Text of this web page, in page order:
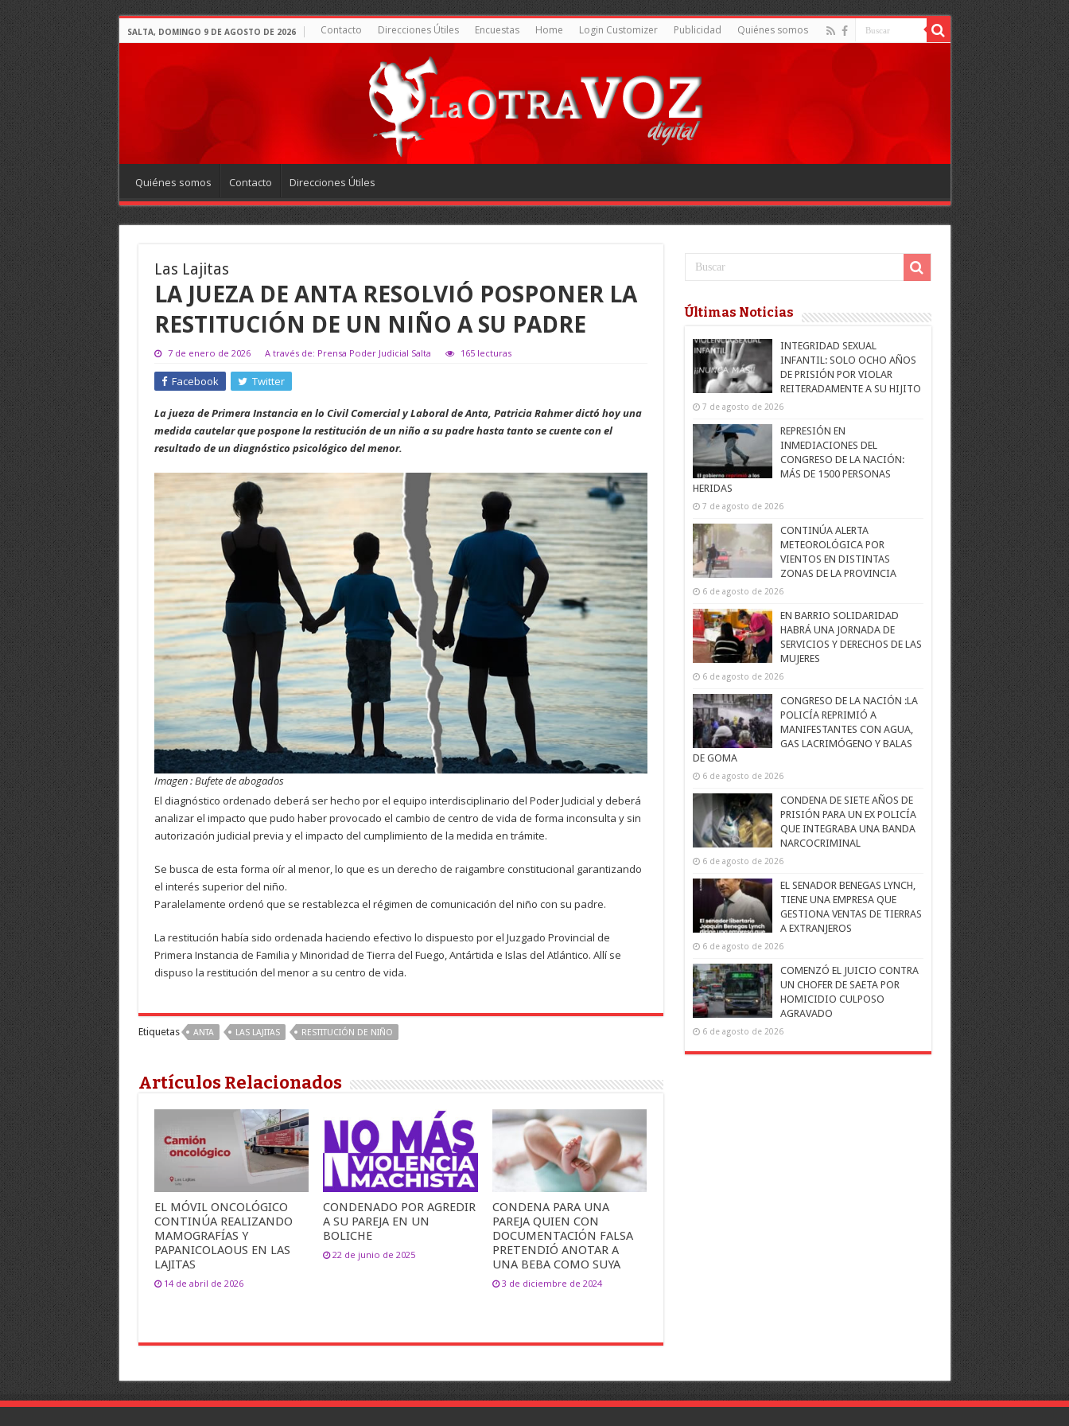
SALTA, DOMINGO 9 DE AGOSTO DE 2026 Contacto Direcciones Útiles Encuestas Home Login Customizer Publicidad Quiénes somos
Quiénes somos Contacto Direcciones Útiles
Las Lajitas
LA JUEZA DE ANTA RESOLVIÓ POSPONER LA
RESTITUCIÓN DE UN NIÑO A SU PADRE
7 de enero de 2026 A través de: Prensa Poder Judicial Salta 165 lecturas
Facebook Twitter
La jueza de Primera Instancia en lo Civil Comercial y Laboral de Anta, Patricia Rahmer dictó hoy una
medida cautelar que pospone la restitución de un niño a su padre hasta tanto se cuente con el
resultado de un diagnóstico psicológico del menor.
Imagen : Bufete de abogados
El diagnóstico ordenado deberá ser hecho por el equipo interdisciplinario del Poder Judicial y deberá
analizar el impacto que pudo haber provocado el cambio de centro de vida de forma inconsulta y sin
autorización judicial previa y el impacto del cumplimiento de la medida en trámite.
Se busca de esta forma oír al menor, lo que es un derecho de raigambre constitucional garantizando
el interés superior del niño.
Paralelamente ordenó que se restablezca el régimen de comunicación del niño con su padre.
La restitución había sido ordenada haciendo efectivo lo dispuesto por el Juzgado Provincial de
Primera Instancia de Familia y Minoridad de Tierra del Fuego, Antártida e Islas del Atlántico. Allí se
dispuso la restitución del menor a su centro de vida.
Etiquetas ANTA LAS LAJITAS RESTITUCIÓN DE NIÑO
Artículos Relacionados
EL MÓVIL ONCOLÓGICO
CONTINÚA REALIZANDO
MAMOGRAFÍAS Y
PAPANICOLAOUS EN LAS
LAJITAS
14 de abril de 2026
CONDENADO POR AGREDIR
A SU PAREJA EN UN
BOLICHE
22 de junio de 2025
CONDENA PARA UNA
PAREJA QUIEN CON
DOCUMENTACIÓN FALSA
PRETENDIÓ ANOTAR A
UNA BEBA COMO SUYA
3 de diciembre de 2024
Últimas Noticias
INTEGRIDAD SEXUAL
INFANTIL: SOLO OCHO AÑOS
DE PRISIÓN POR VIOLAR
REITERADAMENTE A SU HIJITO
7 de agosto de 2026
REPRESIÓN EN
INMEDIACIONES DEL
CONGRESO DE LA NACIÓN:
MÁS DE 1500 PERSONAS
HERIDAS
7 de agosto de 2026
CONTINÚA ALERTA
METEOROLÓGICA POR
VIENTOS EN DISTINTAS
ZONAS DE LA PROVINCIA
6 de agosto de 2026
EN BARRIO SOLIDARIDAD
HABRÁ UNA JORNADA DE
SERVICIOS Y DERECHOS DE LAS
MUJERES
6 de agosto de 2026
CONGRESO DE LA NACIÓN :LA
POLICÍA REPRIMIÓ A
MANIFESTANTES CON AGUA,
GAS LACRIMÓGENO Y BALAS
DE GOMA
6 de agosto de 2026
CONDENA DE SIETE AÑOS DE
PRISIÓN PARA UN EX POLICÍA
QUE INTEGRABA UNA BANDA
NARCOCRIMINAL
6 de agosto de 2026
EL SENADOR BENEGAS LYNCH,
TIENE UNA EMPRESA QUE
GESTIONA VENTAS DE TIERRAS
A EXTRANJEROS
6 de agosto de 2026
COMENZÓ EL JUICIO CONTRA
UN CHOFER DE SAETA POR
HOMICIDIO CULPOSO
AGRAVADO
6 de agosto de 2026